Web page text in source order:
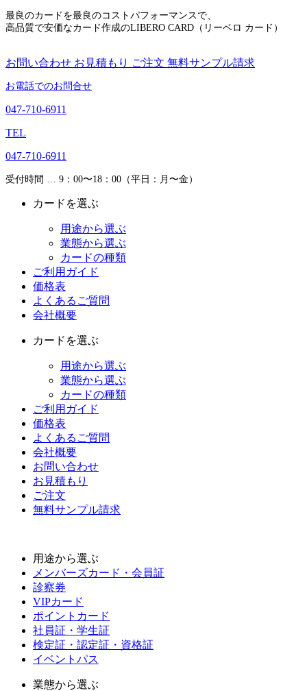
最良のカードを最良のコストパフォーマンスで、
高品質で安価なカード作成のLIBERO CARD（リーベロ カード）
お問い合わせ お見積もり ご注文 無料サンプル請求
お電話でのお問合せ
047-710-6911
TEL
047-710-6911
受付時間 … 9：00〜18：00（平日：月〜金）
カードを選ぶ
用途から選ぶ
業態から選ぶ
カードの種類
ご利用ガイド
価格表
よくあるご質問
会社概要
カードを選ぶ
用途から選ぶ
業態から選ぶ
カードの種類
ご利用ガイド
価格表
よくあるご質問
会社概要
お問い合わせ
お見積もり
ご注文
無料サンプル請求
用途から選ぶ
メンバーズカード・会員証
診察券
VIPカード
ポイントカード
社員証・学生証
検定証・認定証・資格証
イベントパス
業態から選ぶ